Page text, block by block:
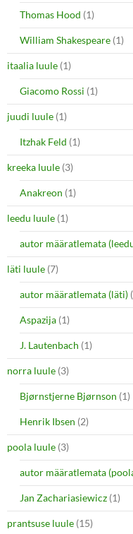
Thomas Hood (1)
William Shakespeare (1)
itaalia luule (1)
Giacomo Rossi (1)
juudi luule (1)
Itzhak Feld (1)
kreeka luule (3)
Anakreon (1)
leedu luule (1)
autor määratlemata
läti luule (7)
autor määratlemata (läti)
Aspazija (1)
J. Lautenbach (1)
norra luule (3)
Bjørnstjerne Bjørnson (1)
Henrik Ibsen (2)
poola luule (3)
autor määratlemata
Jan Zachariasiewicz (1)
prantsuse luule (15)